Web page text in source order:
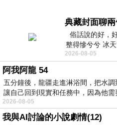
典藏封面聊兩
俗話說的好，
整得慘兮兮 冰
人尋什麼寶？ 人
2026-08-05
阿我阿龍 54
五分鐘後，龍疆走進淋浴間，把水
讓自己回到現實和任務中，因為他
2026-08-05
我與AI討論的小說劇情(12)